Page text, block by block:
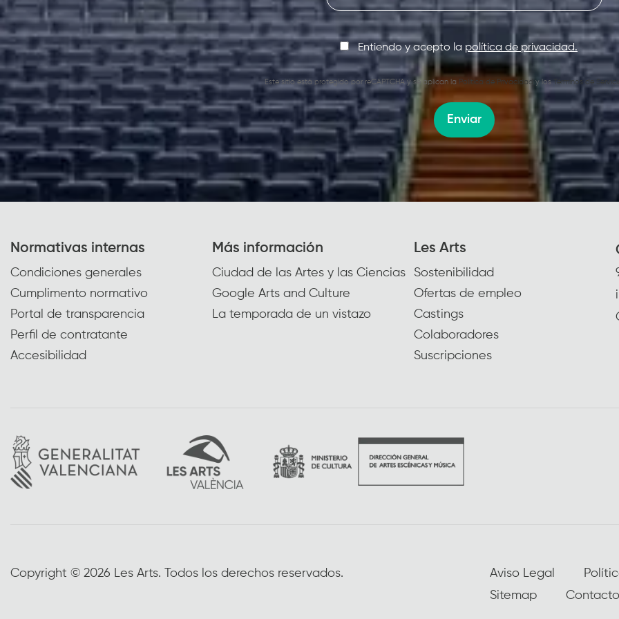
Entiendo y acepto la política de privacidad.
Este sitio está protegido por reCAPTCHA y se aplican la Política de Privacidad y losTérminos de
Enviar
Normativas internas
Condiciones generales
Cumplimento normativo
Portal de transparencia
Perfil de contratante
Accesibilidad
Más información
Ciudad de las Artes y las Ciencias
Google Arts and Culture
La temporada de un vistazo
Les Arts
Sostenibilidad
Ofertas de empleo
Castings
Colaboradores
Suscripciones
Copyright © 2026 Les Arts. Todos los derechos reservados. Aviso Legal
Sitemap
Contacto